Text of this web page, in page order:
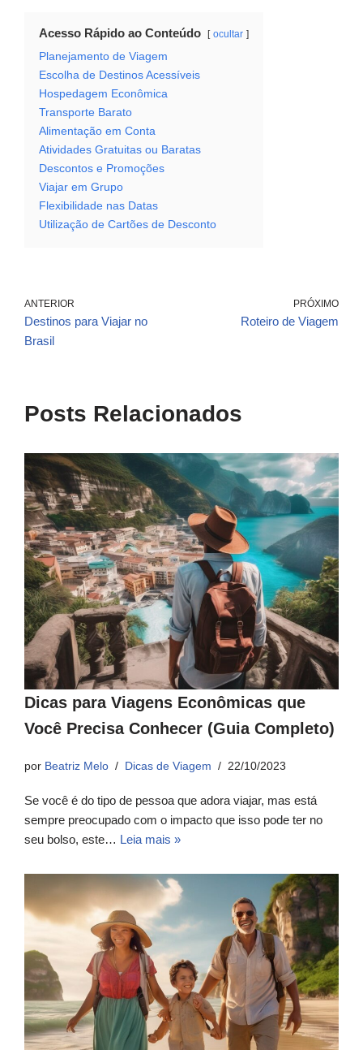
Acesso Rápido ao Conteúdo ocultar
Planejamento de Viagem
Escolha de Destinos Acessíveis
Hospedagem Econômica
Transporte Barato
Alimentação em Conta
Atividades Gratuitas ou Baratas
Descontos e Promoções
Viajar em Grupo
Flexibilidade nas Datas
Utilização de Cartões de Desconto
ANTERIOR
Destinos para Viajar no
Brasil
PRÓXIMO
Roteiro de Viagem
Posts Relacionados
Dicas para Viagens Econômicas que
Você Precisa Conhecer (Guia Completo)
por Beatriz Melo Dicas de Viagem 22/10/2023
Se você é do tipo de pessoa que adora viajar, mas está
sempre preocupado com o impacto que isso pode ter no
seu bolso, este… Leia mais »